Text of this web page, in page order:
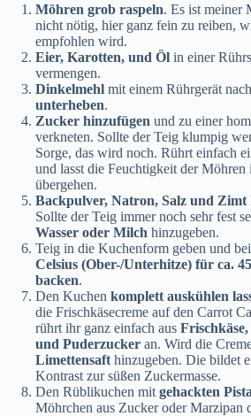
Möhren grob raspeln. Es ist meiner
nicht nötig, hier ganz fein zu reiben,
empfohlen wird.
Eier, Karotten, und Öl in einer
vermengen.
Dinkelmehl mit einem Rührgerät
unterheben.
Zucker hinzufügen und zu einer
verkneten. Sollte der Teig klumpig
Sorge, das wird noch. Rührt einfach
und lasst die Feuchtigkeit der Möhren
übergehen.
Backpulver, Natron, Salz und Zimt
Sollte der Teig immer noch sehr fest
Wasser oder Milch hinzugeben.
Teig in die Kuchenform geben und bei
Celsius (Ober-/Unterhitze) für ca.
backen.
Den Kuchen komplett auskühlen
die Frischkäsecreme auf den Carrot
rührt ihr ganz einfach aus
und Puderzucker an. Wird die
Limettensaft hinzugeben. Die bildet
Kontrast zur süßen Zuckermasse.
Den Rüblikuchen mit gehackten
Möhrchen aus Zucker oder Marzipan